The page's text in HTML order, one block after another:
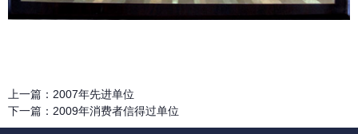
上一篇： 2007年先进单位
下一篇： 2009年消费者信得过单位